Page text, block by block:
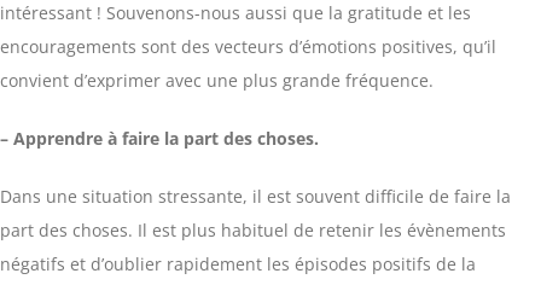
intéressant ! Souvenons-nous aussi que la gratitude et les
encouragements sont des vecteurs d’émotions positives, qu’il
convient d’exprimer avec une plus grande fréquence.
– Apprendre à faire la part des choses.
Dans une situation stressante, il est souvent difficile de faire la
part des choses. Il est plus habituel de retenir les évènements
négatifs et d’oublier rapidement les épisodes positifs de la